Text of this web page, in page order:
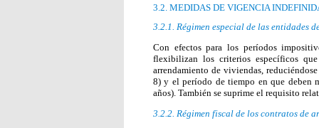
3.2. MEDIDAS DE VIGENCIA
3.2.1. Régimen especial de las entidades
Con efectos para los períodos
flexibilizan los criterios específicos
arrendamiento de viviendas,
8) y el período de tiempo en que deben
años). También se suprime el requisito
3.2.2. Régimen fiscal de los contratos de